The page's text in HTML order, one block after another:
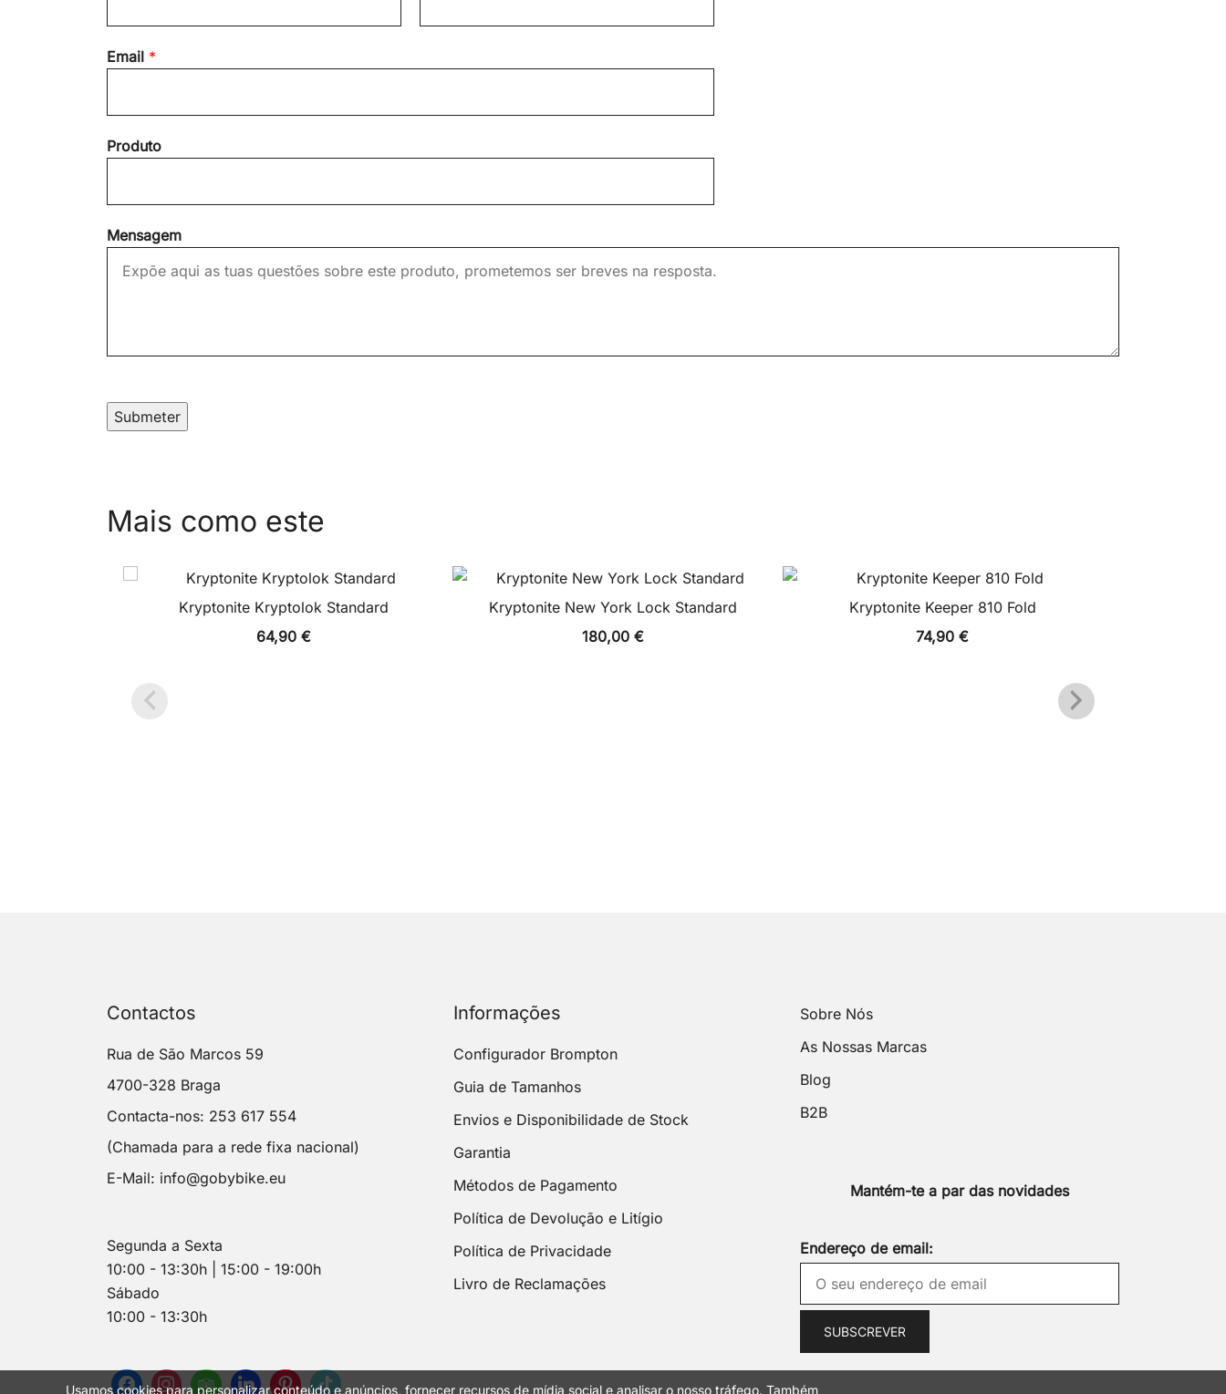
i
t
Email *
Produto
Mensagem
Submeter
Mais como este
Kryptonite Kryptolok Standard
64,90 €
Kryptonite New York Lock Standard
180,00 €
Kryptonite Keeper 810 Fold
74,90€
Contactos
Rua de São Marcos 59
4700-328 Braga
Contacta-nos: 253 617 554
(Chamada para a rede fixa nacional)
E-Mail: info@gobybike.eu
Segunda a Sexta
10:00 - 13:30h | 15:00 - 19:00h
Sábado
10:00 - 13:30h
Informações
Configurador Brompton
Guia de Tamanhos
Envios e Disponibilidade de Stock
Garantia
Métodos de Pagamento
Política de Devolução e Litígio
Política de Privacidade
Livro de Reclamações
Sobre Nós
As Nossas Marcas
Blog
B2B
Mantém-te a par das novidades
Endereço de email:
Usamos cookies para personalizar conteúdo e anúncios, fornecer recursos de mídia social e analisar o nosso tráfego. Também